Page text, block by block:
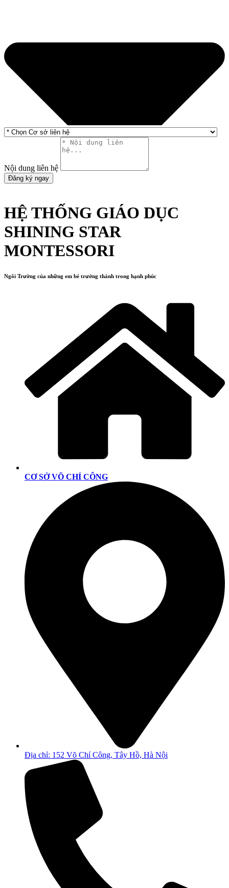
Nội dung liên hệ
Đăng ký ngay
HỆ THỐNG GIÁO DỤC
SHINING STAR
MONTESSORI
Ngôi Trường của những em bé trưởng thành trong hạnh phúc
CƠ SỞ VÕ CHÍ CÔNG
Địa chỉ: 152 Võ Chí Công, Tây Hồ, Hà Nội